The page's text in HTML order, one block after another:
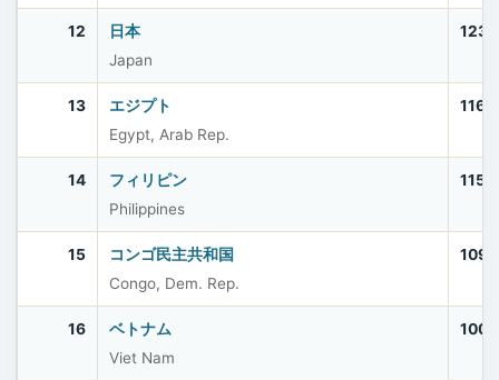
12
日本
Japan
13
エジプト
Egypt, Arab Rep.
14
フィリピン
Philippines
15
コンゴ民主共和国
Congo, Dem. Rep.
16
ベトナム
Viet Nam